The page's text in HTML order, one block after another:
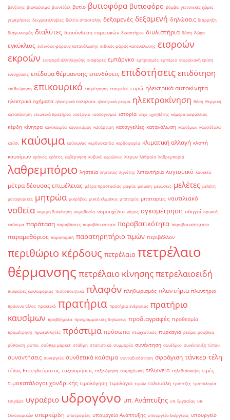
βενζίνης βιοκαύσιμα βιοντίζελ βυτίο βυτιοφόρα βυτιοφόρο βόμβα γειτονικές χώρες
γεωτρήσεις δειγματοληψίες δελτίο αποστολής δεξαμενές δεξαμενή δηλώσεις διάρρηξη
διαγωνισμός διαλύτες διασύνδεση ταμειακών δικαστήριο διυλιστήρια δόση δώρα
εγκύκλιος ειδικούς φόρους κατανάλωσης ειδικός φόρος κατανάλωσης εισροών
εκροών εισφορά αλληλεγγύης εισφορές εμπάργκο εμπρησμός εμπόριο ενεργειακή κρίση
ενισχύσεις επίδομα θέρμανσης επενδύσεις επιδοτήσεις επιδότηση
επιθεώρηση επικουρικό επιμέτρηση εταιρείες ευρώ ηλεκτρικά αυτοκίνητα
ηλεκτρικά οχήματα ηλεκτρικά ποδήλατα ηλεκτρικό ρεύμα ηλεκτροκίνηση θέση θερμική
καταπόνηση ιδιωτικά πρατήρια ισοζύγιο ισολογισμοί ιστορία ισχύ ιχνηθέτης κάμερα ασφαλείας
κέρδη κίνητρα κακοκαιρία κανονισμός κατάρτιση καταγγελίες κατανάλωση καυσίμων καυσόξυλα
καύσι καύσιμα καύσωνας κερδοσκοπία κερδοφορία κλιματική αλλαγή κλοπή
καυσίμων κράνος κράτος κυβέρνηση κυβικά κυρώσεις λίτρων λαθραία λαθρεμπορία
λαθρεμπόριο ληστεία ληστείες λιγνίτης λιπαντήρια λογισμικό λουκέτο
μέτρα δέουσας επιμέλειας μέτρα προστασίας μαφία μείωση μειώσεις μελέτες μελέτη
μεταφορικές μητρώα μικρόβια μικτά κλιμάκια μπαταρία μπαταρίες ναυτιλιακό
νοθεία νομιμη διακίνηση νομοθεσία νομοσχέδιο νόμος ογκομέτρηση οδηγοί ορυκτά
καύσιμα παράταση παραβάσεις παραβάτικότητα παραβατικότητα παραβατικότητατα
παραμεθόριος παραπομπή παρατηρητήριο τιμών περιβάλλον
περιθώριο κέρδους πετρέλαιο πετρέλαιο
θέρμανσης πετρέλαιο κίνησηςπετρελαιοειδή
πινακίδες κυκλοφορίας πιστοποιητικά πλαφόν πληθωρισμός πλυντήρια πλυντήριο
πράσινο τέλος πρακτικό πρατήρια πρατήριο ενέργειας πρατήριο
καυσίμων προβλήματα προγραμματικές δηλώσεις προδιαγραφές προθεσμία
προμέτρηση πρωταθλητές πρόστιμα πρόσωπα πτωχευτικός πυρκαγιά ρεύμα ρούβλια
ρύπανση ρύποι σούπερ μάρκετ στάθμη στατιστικά συμμορία συνάντηση συνέδριο συνέντευξη τύπου
συναντήσεις συνεργεία συνθετικά καύσιμα συνταξιοδότηση σφράγιση τάνκερ τέλη
τέλος Επιτηδεύματος ταξινομήσεις ταξινόμηση τεκμηρίωση τελωνείο τηλεδιάσκεψη τιμές
τιμοκατάλογοι χονδρικής τιμολόγηση τιμολόγιο τιμών τολουόλη τράπεζες τροπολογία
τσιγάρο υγραέριο υδρογόνο υπ. Ανάπτυξης υπ. Εργασίας υπ.
Οικονομικών υπερκέρδη υποτροφίες υπουργείο Ανάπτυξης υπουργείο Ενέργειας υπουργείο